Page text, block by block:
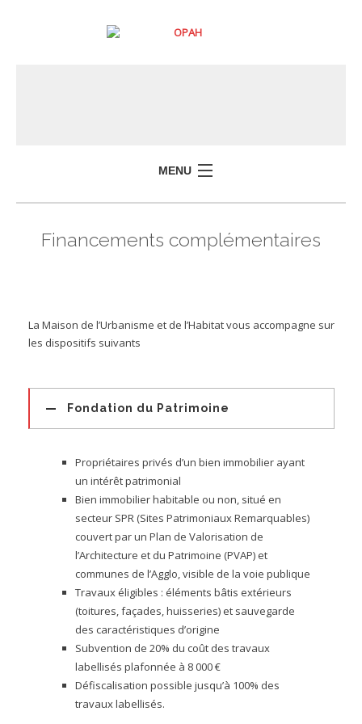
MENU
Financements complémentaires
La Maison de l’Urbanisme et de l’Habitat vous accompagne sur
les dispositifs suivants
Fondation du Patrimoine
Propriétaires privés d’un bien immobilier ayant
un intérêt patrimonial
Bien immobilier habitable ou non, situé en
secteur SPR (Sites Patrimoniaux Remarquables)
couvert par un Plan de Valorisation de
l’Architecture et du Patrimoine (PVAP) et
communes de l’Agglo, visible de la voie publique
Travaux éligibles : éléments bâtis extérieurs
(toitures, façades, huisseries) et sauvegarde
des caractéristiques d’origine
Subvention de 20% du coût des travaux
labellisés plafonnée à 8 000 €
Défiscalisation possible jusqu’à 100% des
travaux labellisés.